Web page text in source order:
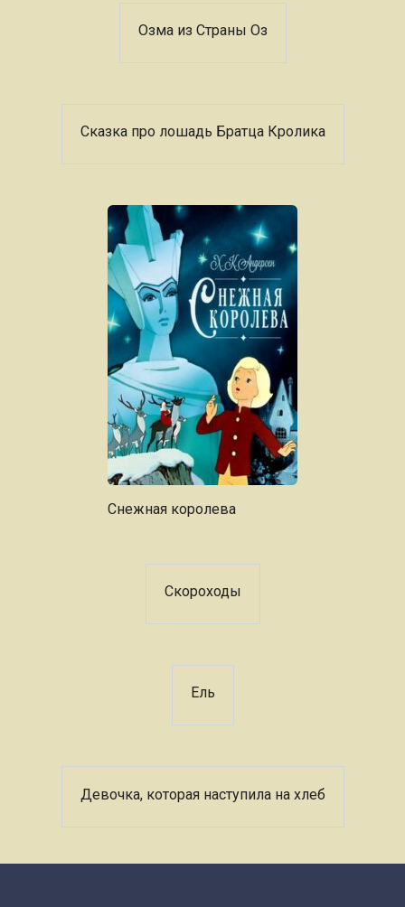
Озма из Страны Оз
Сказка про лошадь Братца Кролика
Снежная королева
Скороходы
Ель
Девочка, которая наступила на хлеб